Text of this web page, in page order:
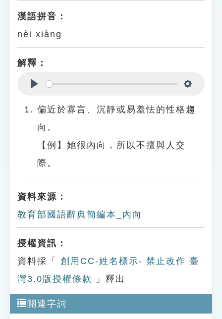
貓頭鷹博士
漢語拼音：
nèi xiàng
解釋：
偏近於寡言、沉靜或易羞怯的性格趨
向。
【例】她很內向，所以不擅與人交
際。
資料來源：
教育部國語辭典簡編本_內向
授權資訊：
資料採「
創用CC-姓名標示- 禁止改作 臺
灣3.0版授權條款
」釋出
關連字詞